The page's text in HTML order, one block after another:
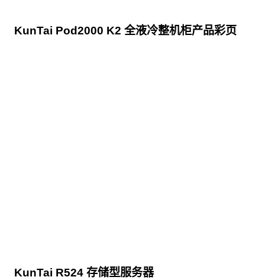
KunTai Pod2000 K2 全液冷整机柜产品彩页
KunTai R524 存储型服务器